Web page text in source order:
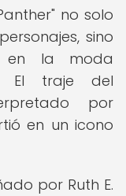
no solo
sino
en la moda
El traje del
por
en un icono
por Ruth E.